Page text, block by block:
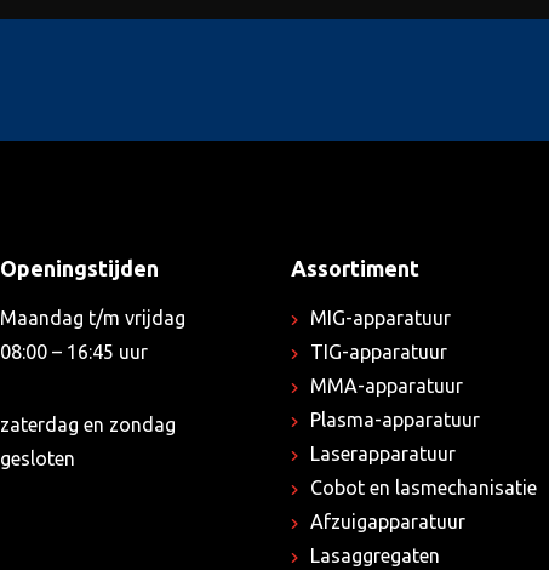
Openingstijden
Maandag t/m vrijdag
08:00 – 16:45 uur
zaterdag en zondag
gesloten
Assortiment
MIG-apparatuur
TIG-apparatuur
MMA-apparatuur
Plasma-apparatuur
Laserapparatuur
Cobot en lasmechanisatie
Afzuigapparatuur
Lasaggregaten